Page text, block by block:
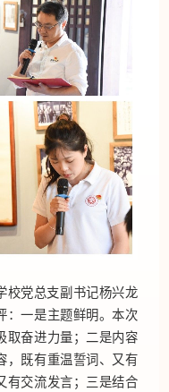
校党总支副书记杨兴龙
：一是主题鲜明。本次
取奋进力量；二是内容
，既有重温誓词、又有
有交流发言；三是结合